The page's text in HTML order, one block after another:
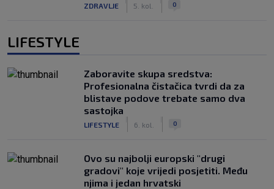
ZDRAVLJE 5. kol. 0
LIFESTYLE
Zaboravite skupa sredstva:
Profesionalna čistačica tvrdi da za
blistave podove trebate samo dva
sastojka
LIFESTYLE 6. kol. 0
Ovo su najbolji europski "drugi
gradovi" koje vrijedi posjetiti. Među
njima i jedan hrvatski